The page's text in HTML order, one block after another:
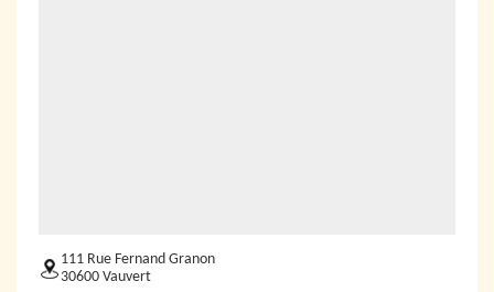
111 Rue Fernand Granon
30600 Vauvert